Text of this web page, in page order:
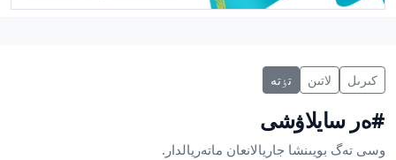
كىرىل لاتىن تٶتە
#ەر سايلاۋشى
وسى تەگ بويىنشا جاريالانعان ماتەريالدار.